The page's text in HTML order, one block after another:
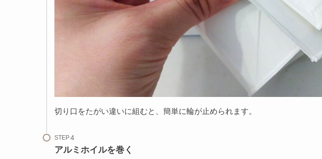
切り口をたがい違いに組むと、簡単に輪が止められます。
STEP
アルミホイルを巻く